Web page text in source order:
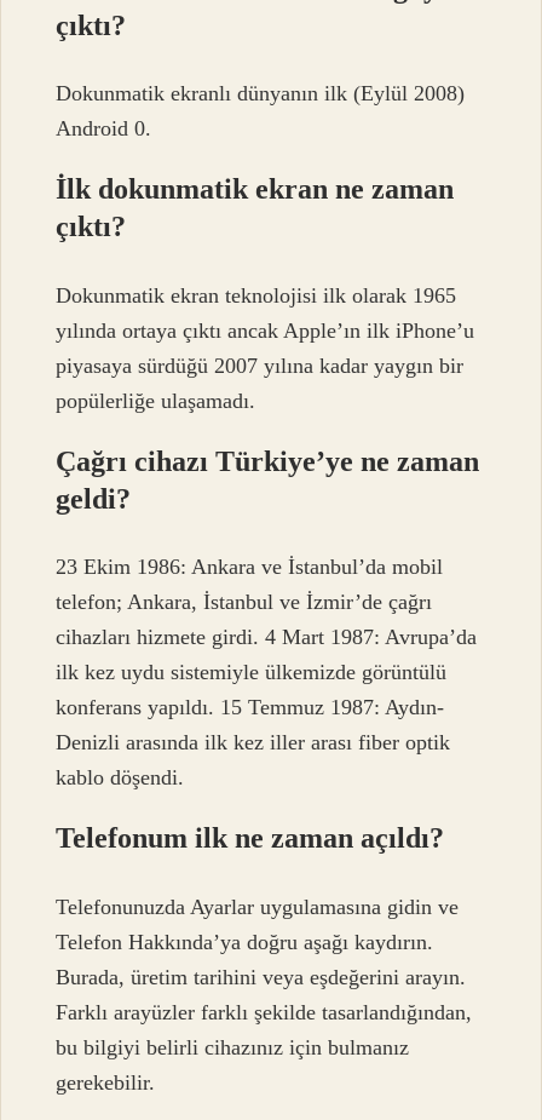
çıktı?
Dokunmatik ekranlı dünyanın ilk (Eylül 2008)
Android 0.
İlk dokunmatik ekran ne zaman
çıktı?
Dokunmatik ekran teknolojisi ilk olarak 1965
yılında ortaya çıktı ancak Apple’ın ilk iPhone’u
piyasaya sürdüğü 2007 yılına kadar yaygın bir
popülerliğe ulaşamadı.
Çağrı cihazı Türkiye’ye ne zaman
geldi?
23 Ekim 1986: Ankara ve İstanbul’da mobil
telefon; Ankara, İstanbul ve İzmir’de çağrı
cihazları hizmete girdi. 4 Mart 1987: Avrupa’da
ilk kez uydu sistemiyle ülkemizde görüntülü
konferans yapıldı. 15 Temmuz 1987: Aydın-
Denizli arasında ilk kez iller arası fiber optik
kablo döşendi.
Telefonum ilk ne zaman açıldı?
Telefonunuzda Ayarlar uygulamasına gidin ve
Telefon Hakkında’ya doğru aşağı kaydırın.
Burada, üretim tarihini veya eşdeğerini arayın.
Farklı arayüzler farklı şekilde tasarlandığından,
bu bilgiyi belirli cihazınız için bulmanız
gerekebilir.